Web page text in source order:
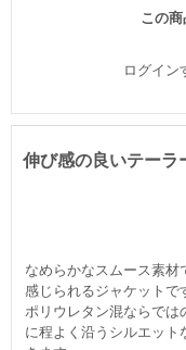
この
ログイン
伸び感の良いテーラ
なめらかなスムース素材
感じられるジャケットで
ポリウレタン混ならでは
に程よく沿うシルエッ